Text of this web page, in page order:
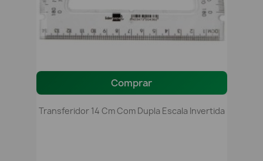
Comprar
Transferidor 14 Cm Com Dupla Escala Invertida